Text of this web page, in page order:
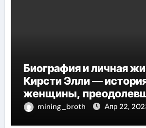
Биография и личная
Кирсти Элли —
женщины,
трудности и стала
mining_broth Апр 22,